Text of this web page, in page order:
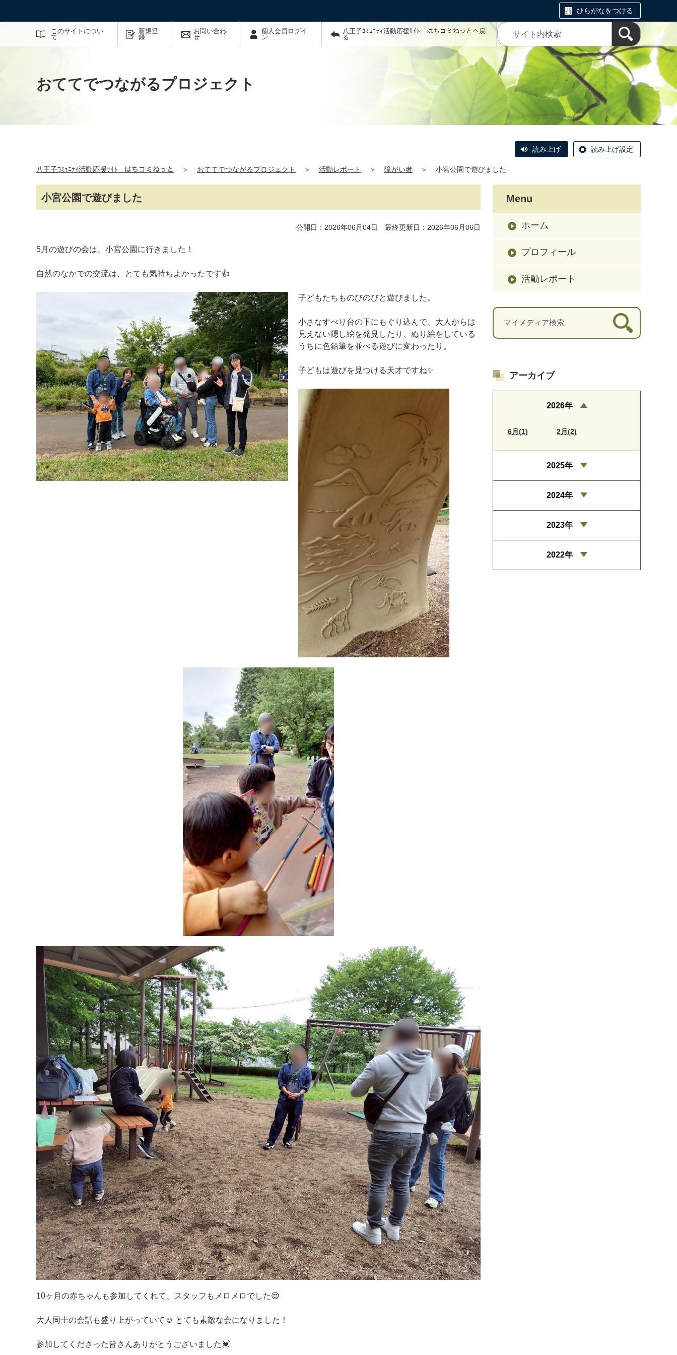
ひらがなをつける
このサイトについ
て
新規登
録
お問い合わ
せ
個人会員ログイ
ン
八王子ｺﾐｭﾆﾃｨ活動応援ｻｲﾄ はちコミねっとへ戻
る
サイト内検索
おててでつながるプロジェクト
読み上げ 読み上げ設定
八王子ｺﾐｭﾆﾃｨ活動応援ｻｲﾄ はちコミねっと ＞ おててでつながるプロジェクト ＞ 活動レポート ＞ 障がい者 ＞ 小宮公園で遊びました
小宮公園で遊びました
公開日：2026年06月04日 最終更新日：2026年06月06日
5月の遊びの会は、小宮公園に行きました！
自然のなかでの交流は、とても気持ちよかったです👍
子どもたちものびのびと遊びました。
小さなすべり台の下にもぐり込んで、大人からは
見えない隠し絵を発見したり、ぬり絵をしている
うちに色鉛筆を並べる遊びに変わったり。
子どもは遊びを見つける天才ですね✨
10ヶ月の赤ちゃんも参加してくれて、スタッフもメロメロでした😍
大人同士の会話も盛り上がっていて☺️ とても素敵な会になりました！
参加してくださった皆さんありがとうございました💓
Menu
ホーム
プロフィール
活動レポート
アーカイブ
2026年
6月(1) 2月(2)
2025年
2024年
2023年
2022年